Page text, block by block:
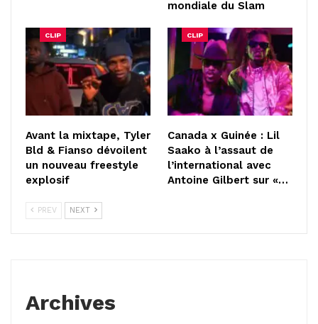
mondiale du Slam
CLIP
Avant la mixtape, Tyler
Bld & Fianso dévoilent
un nouveau freestyle
explosif
CLIP
Canada x Guinée : Lil
Saako à l’assaut de
l’international avec
Antoine Gilbert sur «…
PREV NEXT
Archives